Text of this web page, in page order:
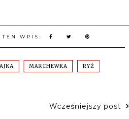
TEN WPIS:
MARCHEWKA RYŻ
Wcześniejszy post